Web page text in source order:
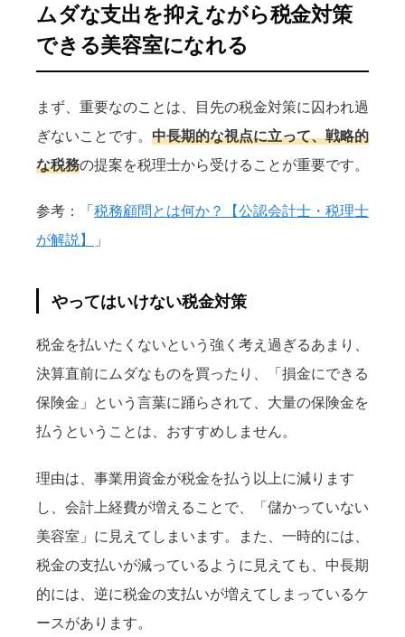
ムダな支出を抑えながら税金対策
できる美容室になれる
まず、重要なのことは、目先の税金対策に囚われ過
ぎないことです。 中長期的な視点に立って、戦略的
な税務の提案を税理士から受けることが重要です。
参考：「 税務顧問とは何か？【公認会計士・税理士
が解説】
」
やってはいけない税金対策
税金を払いたくないという強く考え過ぎるあまり、
決算直前にムダなものを買ったり、「損金にできる
保険金」という言葉に踊らされて、大量の保険金を
払うということは、おすすめしません。
理由は、事業用資金が税金を払う以上に減ります
し、会計上経費が増えることで、「儲かっていない
美容室」に見えてしまいます。また、一時的には、
税金の支払いが減っているように見えても、中長期
的には、逆に税金の支払いが増えてしまっているケ
ースがあります。